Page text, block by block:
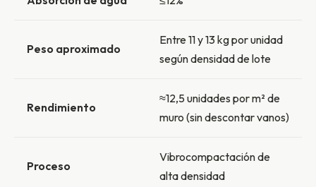
Peso aproximado
Entre 11 y 13 kg por unidad
según densidad de lote
Rendimiento
≈12,5 unidades por m² de
muro (sin descontar vanos)
Proceso
Vibrocompactación de
alta densidad